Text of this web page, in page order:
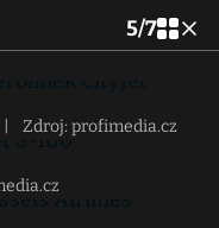
5/7
Zdroj: profimedia.cz